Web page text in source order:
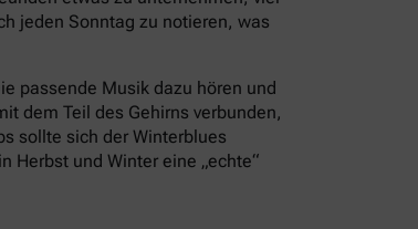
jeden Sonntag zu notieren, was
passende Musik dazu hören und
dem Teil des Gehirns verbunden,
sollte sich der Winterblues
Herbst und Winter eine „echte“